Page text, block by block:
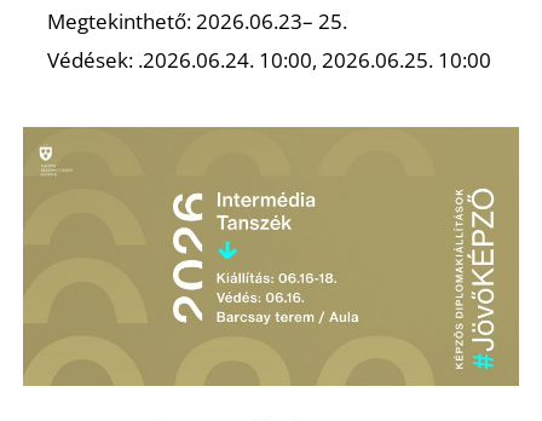
Megtekinthető: 2026.06.23– 25.
Védések: .2026.06.24. 10:00, 2026.06.25. 10:00